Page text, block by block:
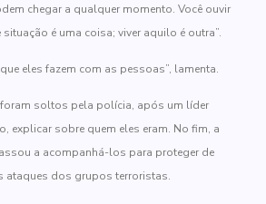
chegar a qualquer momento. Você ouvir
é uma coisa; viver aquilo é outra”.
eles fazem com as pessoas”, lamenta.
foram soltos pela polícia, após um líder
explicar sobre quem eles eram. No fim, a
a acompanhá-los para proteger de
ataques dos grupos terroristas.